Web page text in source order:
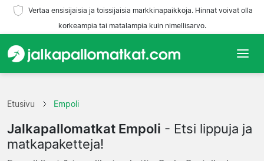
Vertaa ensisijaisia ja toissijaisia markkinapaikkoja. Hinnat voivat olla
korkeampia tai matalampia kuin nimellisarvo.
Joukkueet
Liigat
Etusivu Empoli
Jalkapallomatkat Empoli - Etsi lippuja ja
matkapaketteja!